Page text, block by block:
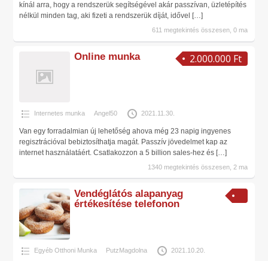
kínál arra, hogy a rendszerük segítségével akár passzívan, üzletépítés
nélkül minden tag, aki fizeti a rendszerük díját, idővel
[…]
611 megtekintés összesen, 0 ma
2.000.000 Ft
Online munka
Internetes munka Angel50 2021.11.30.
Van egy forradalmian új lehetőség ahova még 23 napig ingyenes
regisztrációval bebiztosíthatja magát. Passzív jövedelmet kap az
internet használatáért. Csatlakozzon a 5 billion sales-hez és […]
1340 megtekintés összesen, 2 ma
Vendéglátós alapanyag
értékesítése telefonon
Egyéb Otthoni Munka PutzMagdolna 2021.10.20.